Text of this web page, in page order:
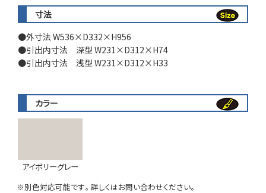
寸法
外寸法 W536×D332×H956
引出内寸法 深型 W231×D312×H74
引出内寸法 浅型 W231×D312×H33
カラー
アイボリーグレー
※別色対応可能です。詳しくはお問い合わせください。